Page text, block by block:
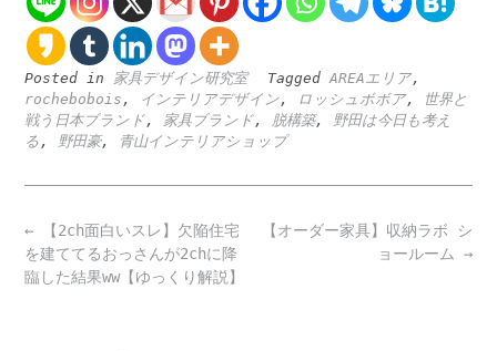
Posted in 家具デザイン研究室 TaggedAREAエリア,
rochebobois , インテリアデザイン, ロッシュボボア,
世界と
戦う日本ブランド, 家具ブランド, 脱構築, 野田は今日も考え
る , 野田豪, 青山インテリアショップ
Post
navigation
【オーダー家具】収納ラボ シ
ョールーム →
← 【2ch面白いスレ】欠陥住宅
を建ててるおっさんが2chに降
臨した結果ww【ゆっくり解説】